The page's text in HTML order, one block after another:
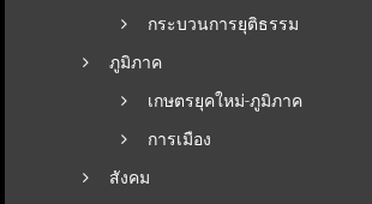
กระบวนการยุติธรรม
ภูมิภาค
เกษตรยุคใหม่-ภูมิภาค
การเมือง
สังคม